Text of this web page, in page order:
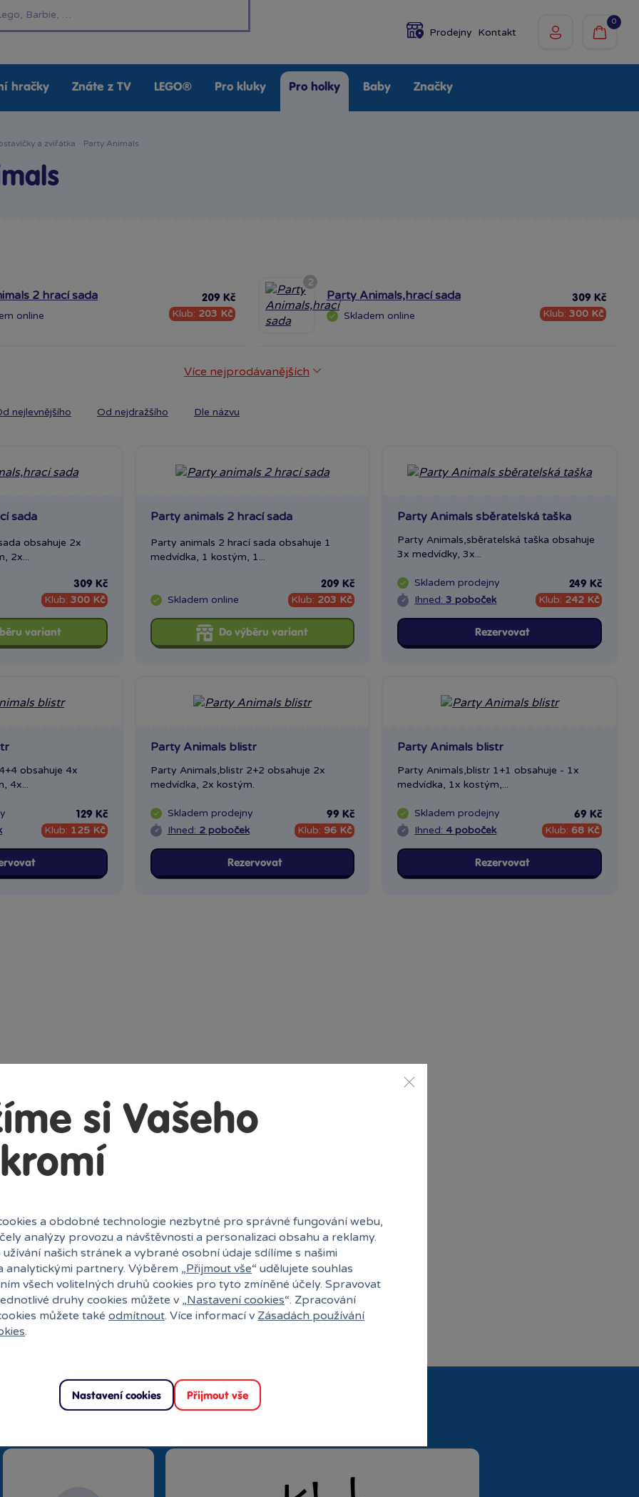
Prodejny Kontakt
0
hračky Znáte z TV LEGO® Pro kluky Pro holky Baby Značky
a zvířátka · Party Animals
2 hrací sada
online
209 Kč
Klub: 203 Kč
2
Party Animals,hrací sada
Skladem online
309 Kč
Klub: 300 Kč
Více nejprodávanějších
nejlevnějšího Od nejdražšího Dle názvu
sada
obsahuje 2x
2x...
309 Kč
Klub: 300 Kč
variant
Party animals 2 hrací sada
Party animals 2 hrací sada obsahuje 1
medvídka, 1 kostým, 1...
Skladem online
209 Kč
Klub: 203 Kč
Do výběru variant
Party Animals sběratelská taška
Party Animals,sběratelská taška obsahuje
3x medvídky, 3x...
Skladem prodejny
Ihned:3 poboček
249 Kč
Klub: 242 Kč
Rezervovat
obsahuje 4x
4x...
129 Kč
Klub: 125 Kč
Party Animals blistr
Party Animals,blistr 2+2 obsahuje 2x
medvídka, 2x kostým.
Skladem prodejny
Ihned: 2 poboček
99 Kč
Klub: 96 Kč
Rezervovat
Party Animals blistr
Party Animals,blistr 1+1 obsahuje - 1x
medvídka, 1x kostým,...
Skladem prodejny
Ihned: 4 poboček
69 Kč
Klub: 68 Kč
Rezervovat
si Vašeho
a obdobné technologie nezbytné pro správné fungování webu,
analýzy provozu a návštěvnosti a personalizaci obsahu a reklamy.
našich stránek a vybrané osobní údaje sdílíme s našimi
analytickými partnery. Výběrem „Přijmout vše“ udělujete souhlas
všech volitelných druhů cookies pro tyto zmíněné účely. Spravovat
druhy cookies můžete v „Nastavení cookies“. Zpracování
můžete také odmítnout. Více informací v Zásadách používání
.
Nastavení cookies Přijmout vše